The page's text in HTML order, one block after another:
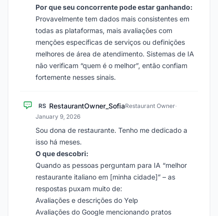
Por que seu concorrente pode estar ganhando:
Provavelmente tem dados mais consistentes em
todas as plataformas, mais avaliações com
menções específicas de serviços ou definições
melhores de área de atendimento. Sistemas de IA
não verificam “quem é o melhor”, então confiam
fortemente nesses sinais.
RS RestaurantOwner_SofiaRestaurant Owner·
January 9, 2026
Sou dona de restaurante. Tenho me dedicado a
isso há meses.
O que descobri:
Quando as pessoas perguntam para IA “melhor
restaurante italiano em [minha cidade]” – as
respostas puxam muito de:
Avaliações e descrições do Yelp
Avaliações do Google mencionando pratos